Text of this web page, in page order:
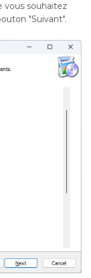
vous souhaitez
"Suivant".